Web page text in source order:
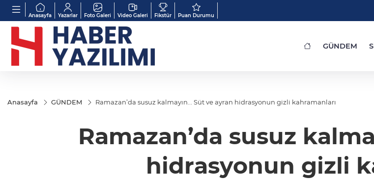
Anasayfa Yazarlar Foto Galeri Video Galeri Fikstür Puan Durumu
GÜNDEM
Anasayfa GÜNDEM Ramazan’da susuz kalmayın... Süt ve ayran hidrasyonun gizli kahramanları
Ramazan’da susuz
hidrasyonun gizli